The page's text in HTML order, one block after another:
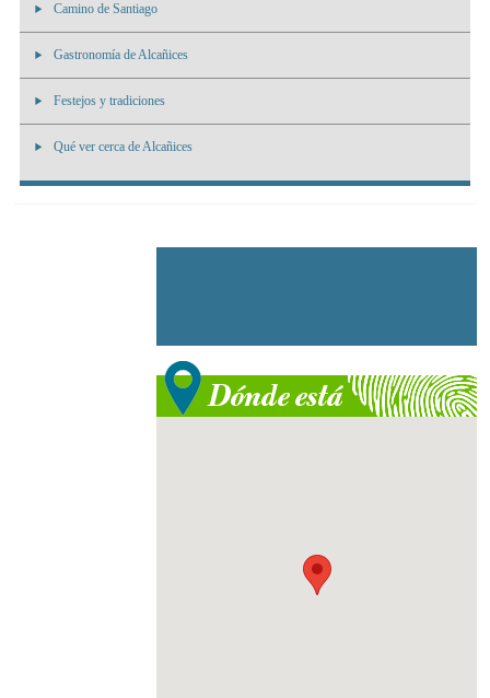
Camino de Santiago
Gastronomía de Alcañices
Festejos y tradiciones
Qué ver cerca de Alcañices